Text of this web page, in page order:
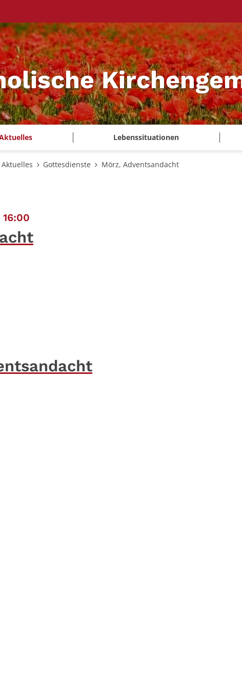
Lebenssituationen
Aktuelles Gottesdienste Mörz, Adventsandacht